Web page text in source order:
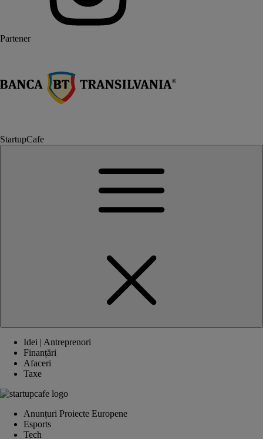
Partener
StartupCafe
Idei | Antreprenori
Finanțări
Afaceri
Taxe
Anunțuri Proiecte Europene
Esports
Tech